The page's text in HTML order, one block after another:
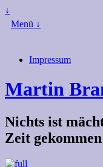
↓
Menü ↓
Impressum
Martin
Nichts ist
Zeit